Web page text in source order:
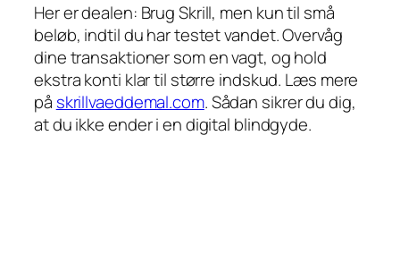
Her er dealen: Brug Skrill, men kun til små
beløb, indtil du har testet vandet. Overvåg
dine transaktioner som en vagt, og hold
ekstra konti klar til større indskud. Læs mere
på skrillvaeddemal.com. Sådan sikrer du dig,
at du ikke ender i en digital blindgyde.